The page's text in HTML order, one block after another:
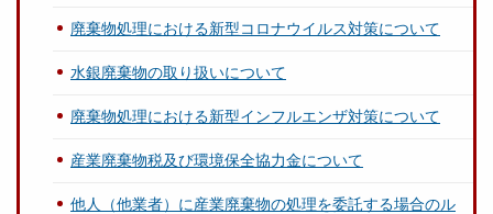
廃棄物処理における新型コロナウイルス対策について
水銀廃棄物の取り扱いについて
廃棄物処理における新型インフルエンザ対策について
産業廃棄物税及び環境保全協力金について
他人（他業者）に産業廃棄物の処理を委託する場合のル